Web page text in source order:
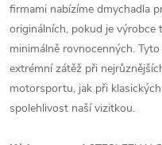
firmami nabízíme dmychadla
originálních, pokud je
minimálně rovnocenných.
extrémní zátěž při
motorsportu, jak při
spolehlivost naší vizitkou.